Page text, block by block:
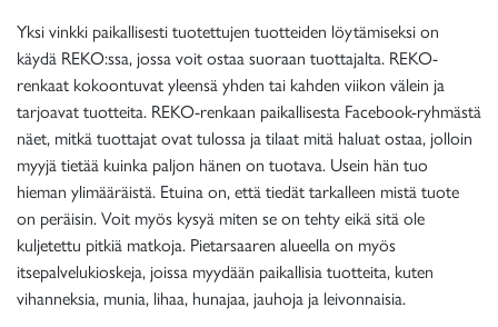
Yksi vinkki paikallisesti tuotettujen tuotteiden löytämiseksi on
käydä REKO:ssa, jossa voit ostaa suoraan tuottajalta. REKO-
renkaat kokoontuvat yleensä yhden tai kahden viikon välein ja
tarjoavat tuotteita. REKO-renkaan paikallisesta Facebook-ryhmästä
näet, mitkä tuottajat ovat tulossa ja tilaat mitä haluat ostaa, jolloin
myyjä tietää kuinka paljon hänen on tuotava. Usein hän tuo
hieman ylimääräistä. Etuina on, että tiedät tarkalleen mistä tuote
on peräisin. Voit myös kysyä miten se on tehty eikä sitä ole
kuljetettu pitkiä matkoja. Pietarsaaren alueella on myös
itsepalvelukioskeja, joissa myydään paikallisia tuotteita, kuten
vihanneksia, munia, lihaa, hunajaa, jauhoja ja leivonnaisia.